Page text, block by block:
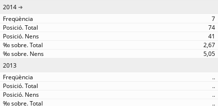
2014
7
74
41
2,67
5,05
2013
..
..
..
..